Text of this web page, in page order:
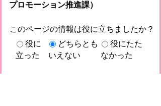
プロモーション推進課）
このページの情報は役に立ちましたか？
役に
立った
どちらとも
いえない
役にたた
なかった